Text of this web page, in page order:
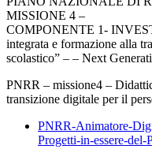
MISSIONE 4 –
COMPONENTE 1-
integrata e formazione alla
scolastico” – – Next
PNRR – missione4 –
transizione digitale per il
PNRR-Animatore-
Progetti-in-essere-